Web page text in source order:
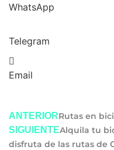
WhatsApp
Telegram
Email
ANTERIORRutas en
SIGUIENTEAlquila tu
disfruta de las rutas de